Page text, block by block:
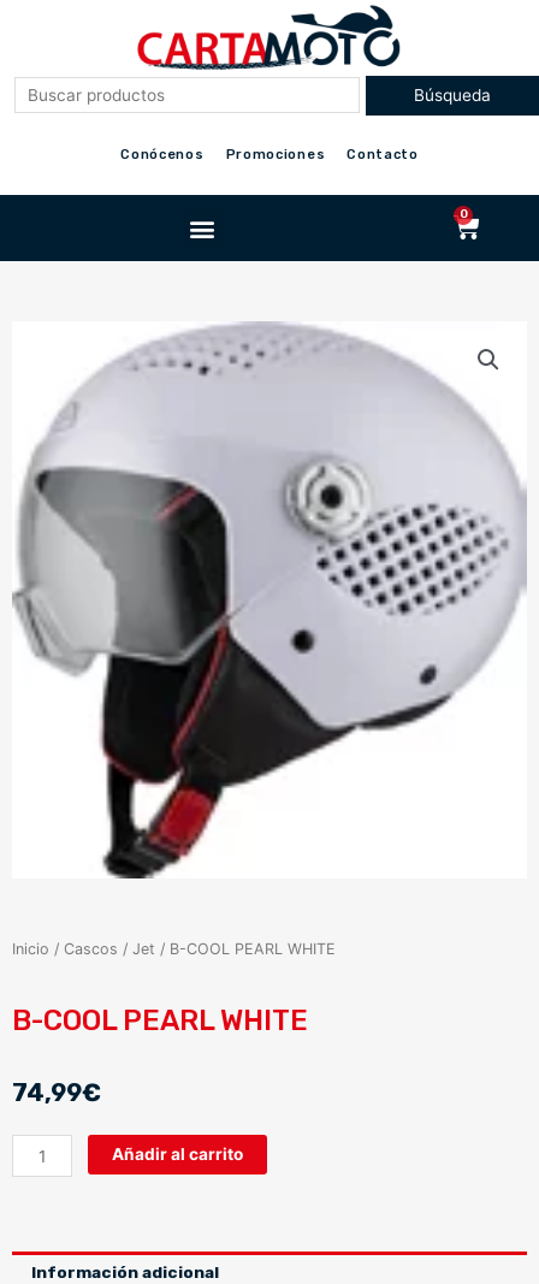
Conócenos Promociones Contacto
Menu 0
Inicio / Cascos / Jet / B-COOL PEARL WHITE
B-COOL PEARL WHITE
74,99€
COOL
cantidad
Añadir al carrito
Información adicional